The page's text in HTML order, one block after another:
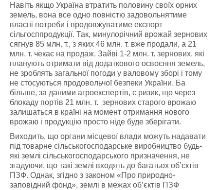
Навіть якщо Україна втратить половину своїх орних
земель, вона все одно повністю задовольнятиме
власні потреби і продовжуватиме експорт
сільгосппродукції. Так, минулорічний врожай зернових
сягнув 85 млн. т., з яких 46 млн. т. вже продали, а 21
млн. т. чекає на продаж. Зайві 1-2 млн. т. зернових, які
планують отримати від додаткового освоєння земель,
не зроблять загальної погоди у валовому зборі і тому
не стосуються продовольчої безпеки України. Ба
більше, за даними агроекспертів, є ризик, що через
блокаду портів 21 млн. т. зернових старого врожаю
залишаться в країні на момент отримання нового
врожаю і продукцію просто ніде буде зберігати.
Виходить, що органи місцевої влади можуть надавати
під товарне сільськогосподарське виробництво будь-
які землі сільськогосподарського призначення, не
згадуючи, що такі землі входять до багатьох об’єктів
ПЗФ. Однак, згідно з законом «Про природно-
заповідний фонд», землі в межах об’єктів ПЗФ